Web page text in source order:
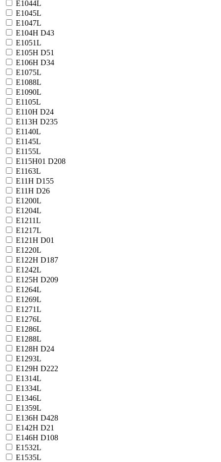
E1044L
E1045L
E1047L
E104H D43
E1051L
E105H D51
E106H D34
E1075L
E1088L
E1090L
E1105L
E110H D24
E113H D235
E1140L
E1145L
E1155L
E115H01 D208
E1163L
E11H D155
E11H D26
E1200L
E1204L
E1211L
E1217L
E121H D01
E1220L
E122H D187
E1242L
E125H D209
E1264L
E1269L
E1271L
E1276L
E1286L
E1288L
E128H D24
E1293L
E129H D222
E1314L
E1334L
E1346L
E1359L
E136H D428
E142H D21
E146H D108
E1532L
E1535L